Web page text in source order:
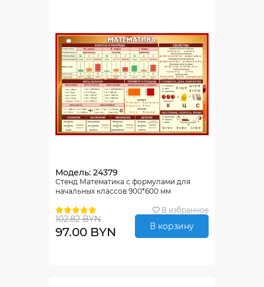
Модель: 24379
Стенд Математика с формулами для
начальных классов 900*600 мм
В избранное
102.82 BYN
97.00 BYN В корзину